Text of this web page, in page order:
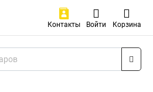
Контакты Войти Корзина